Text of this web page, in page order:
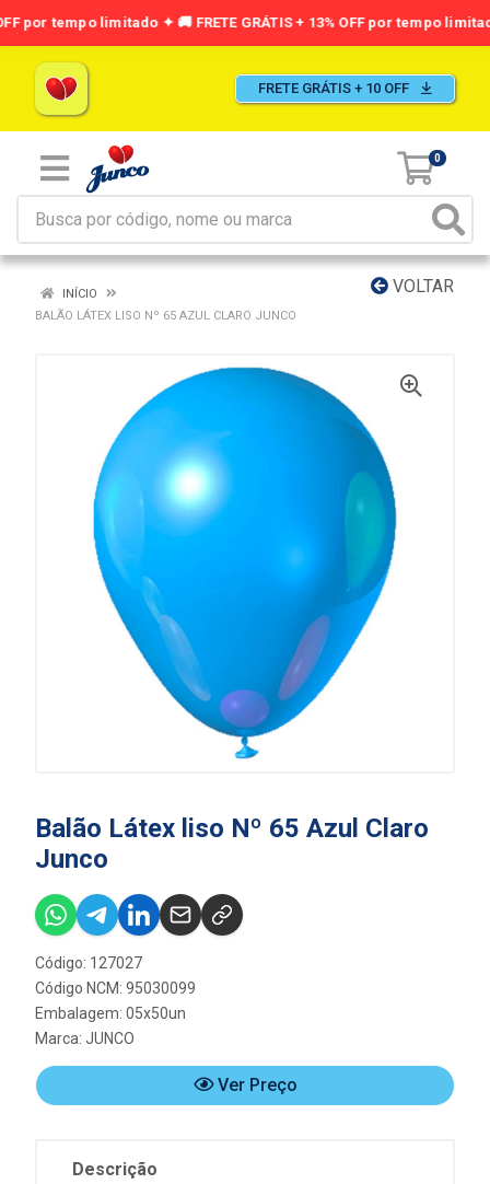
FRETE GRÁTIS + 10 OFF
0
VOLTAR
INÍCIO
BALÃO LÁTEX LISO Nº 65 AZUL CLARO JUNCO
Balão Látex liso Nº 65 Azul Claro
Junco
Código: 127027
Código NCM: 95030099
Embalagem: 05x50un
Marca: JUNCO
Ver Preço
Descrição